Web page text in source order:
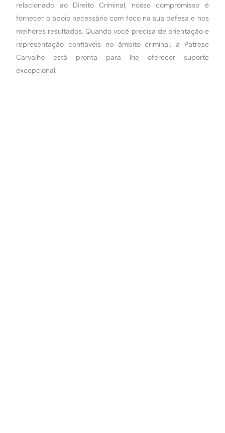
relacionado ao Direito Criminal, nosso compromisso é
fornecer o apoio necessário com foco na sua defesa e nos
melhores resultados. Quando você precisa de orientação e
representação confiáveis no âmbito criminal, a Patrese
Carvalho está pronta para lhe oferecer suporte
excepcional.